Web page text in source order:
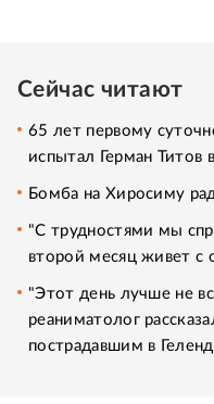
Сейчас читают
65 лет первому
испытал Герман Титов
Бомба на Хиросиму
"С трудностями мы
второй месяц живет с
"Этот день лучше не
реаниматолог
пострадавшим в